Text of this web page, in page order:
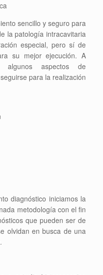
sencillo y seguro para
la patología intracavitaria
especial, pero sí de
su mejor ejecución. A
algunos aspectos de
para la realización
diagnóstico iniciamos la
metodología con el fin
que pueden ser de
olvidan en busca de una